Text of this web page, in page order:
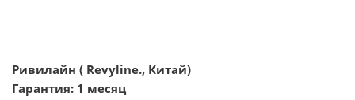
Ривилайн ( Revyline., Китай)
Гарантия: 1 месяц